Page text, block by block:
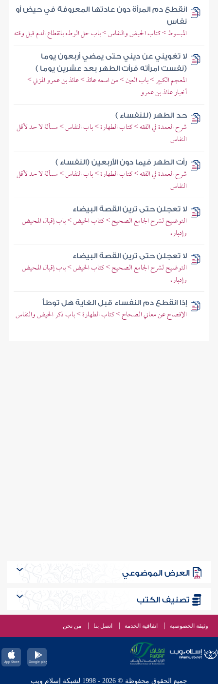
انقطع دم المرأة دون عادتها المعروفة في حيض أو
نفاس
المبسوط > كتاب الحيض والنفاس > باب حل الوطء بانقطاع الدم قبل وقته
لا تغويني عن ديني حتى يمضي أربعون يوما
(نفست امرأته فرأت الطهر بعد عشرين يوما )
المعجم الكبير > باب العين > من اسمه عائذ > عائذ بن عمرو المزني >
أخبار عائذ بن عمرو
حد الطهر (للنفساء )
شرح العمدة في الفقه > كتاب الطهارة > باب النفاس > مسألة لا حد لأقل
النفاس
رأت الطهر فيما دون الأربعين (النفساء )
شرح العمدة في الفقه > كتاب الطهارة > باب النفاس > مسألة لا حد لأقل
النفاس
لا تعجلن حتى ترين القصة البيضاء
التوضيح لشرح الجامع الصحيح > كتاب الحيض > باب إقبال المحيض
وإدباره
لا تعجلن حتى ترين القصة البيضاء
التوضيح لشرح الجامع الصحيح > كتاب الحيض > باب إقبال المحيض
وإدباره
إذا انقطع دم النفساء قبل الغاية هل توطأ
الإفصاح عن معاني الصحاح > كتاب الطهارة > باب ذكر الحيض والنفاس
العرض الموضوعي
تصنيف الكتب
وثيقة الخصوصية اتفاقية الخدمة اتصل بنا من نحن
جميع الحقوق محفوظة © 2026 - 1998 لشبكة إسلام ويب